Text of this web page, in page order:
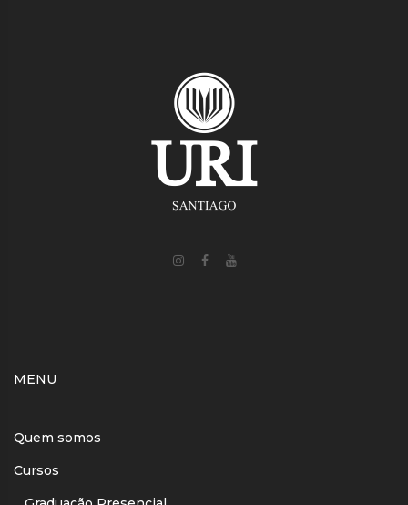
MENU
Quem somos
Cursos